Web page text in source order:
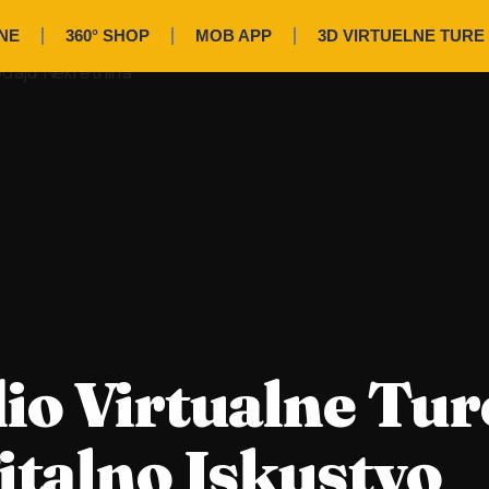
360° SHOP MOB APP 3D VIRTUELNE TURE
Virtualne
Iskustvo